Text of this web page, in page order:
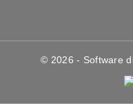
© 2026 - Software